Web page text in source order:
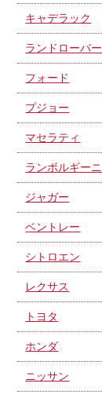
キャデラック
ランドローバー
フォード
プジョー
マセラティ
ランボルギーニ
ジャガー
ベントレー
シトロエン
レクサス
トヨタ
ホンダ
ニッサン